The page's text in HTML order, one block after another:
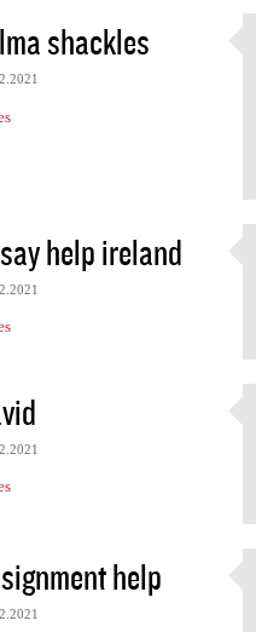
shackles
help ireland
help